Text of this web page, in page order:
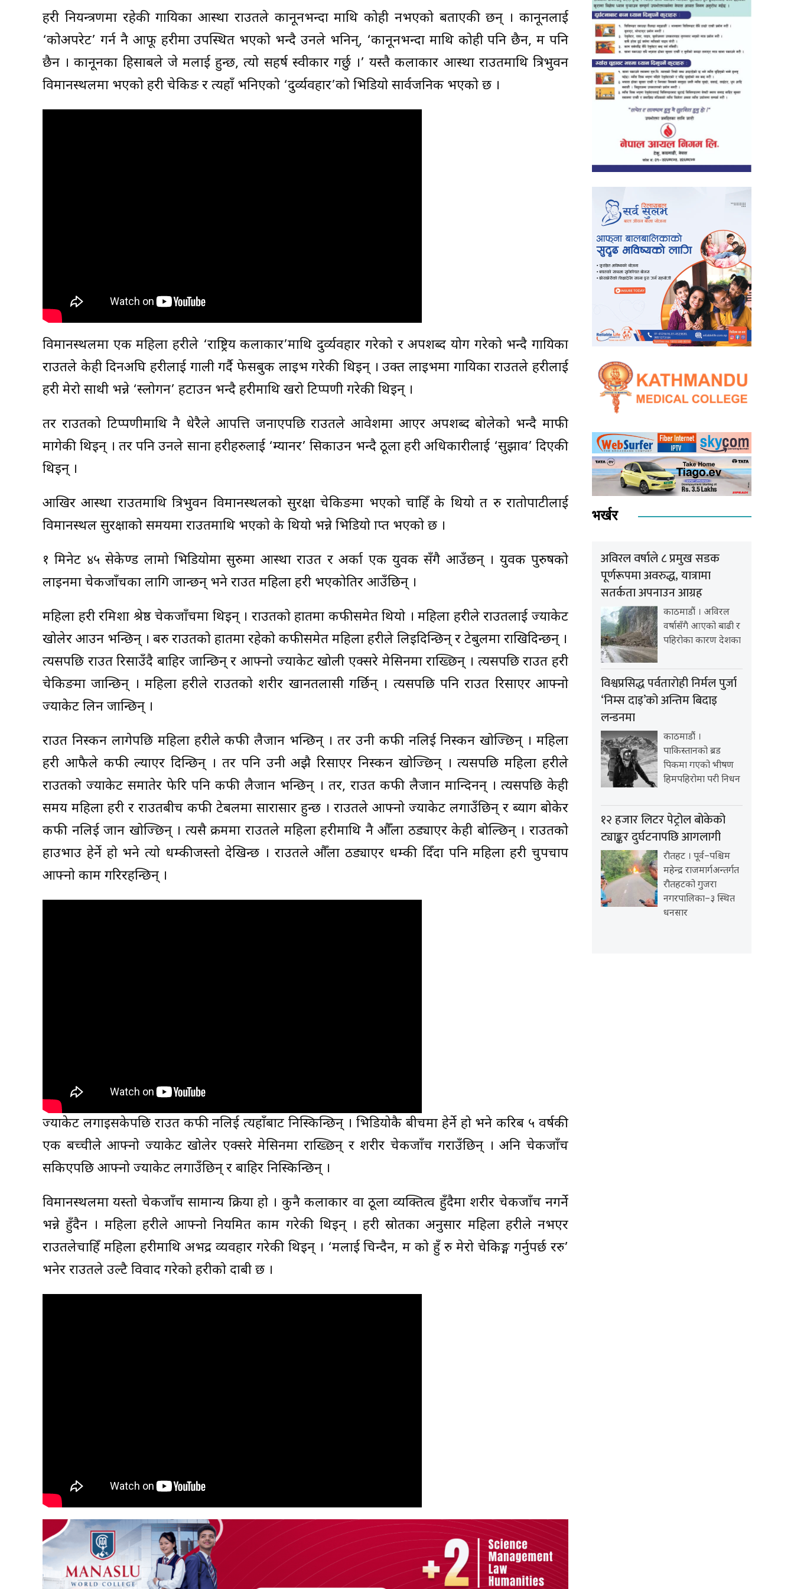
प्रहरी नियन्त्रणमा रहेकी गायिका आस्था राउतले कानूनभन्दा माथि कोही नभएको बताएकी छन् । कानूनलाई
‘कोअपरेट’ गर्न नै आफू प्रहरीमा उपस्थित भएको भन्दै उनले भनिन्, ‘कानूनभन्दा माथि कोही पनि छैन, म पनि
छैन । कानूनका हिसाबले जे मलाई हुन्छ, त्यो सहर्ष स्वीकार गर्छु ।’ यस्तै कलाकार आस्था राउतमाथि त्रिभुवन
विमानस्थलमा भएको प्रहरी चेकिङ र त्यहाँ भनिएको ‘दुर्व्यवहार’को भिडियो सार्वजनिक भएको छ ।
विमानस्थलमा एक महिला प्रहरीले ‘राष्ट्रिय कलाकार’माथि दुर्व्यवहार गरेको र अपशब्द प्रयोग गरेको भन्दै गायिका
राउतले केही दिनअघि प्रहरीलाई गाली गर्दै फेसबुक लाइभ गरेकी थिइन् । उक्त लाइभमा गायिका राउतले प्रहरीलाई
प्रहरी मेरो साथी भन्ने ‘स्लोगन’ हटाउन भन्दै प्रहरीमाथि खरो टिप्पणी गरेकी थिइन् ।
तर राउतको टिप्पणीमाथि नै धेरैले आपत्ति जनाएपछि राउतले आवेशमा आएर अपशब्द बोलेको भन्दै माफी
मागेकी थिइन् । तर पनि उनले साना प्रहरीहरुलाई ‘म्यानर’ सिकाउन भन्दै ठूला प्रहरी अधिकारीलाई ‘सुझाव’ दिएकी
थिइन् ।
आखिर आस्था राउतमाथि त्रिभुवन विमानस्थलको सुरक्षा चेकिङमा भएको चाहिँ के थियो त रु रातोपाटीलाई
विमानस्थल सुरक्षाको समयमा राउतमाथि भएको के थियो भन्ने भिडियो प्राप्त भएको छ ।
१ मिनेट ४५ सेकेण्ड लामो भिडियोमा सुरुमा आस्था राउत र अर्का एक युवक सँगै आउँछन् । युवक पुरुषको
लाइनमा चेकजाँचका लागि जान्छन् भने राउत महिला प्रहरी भएकोतिर आउँछिन् ।
महिला प्रहरी रमिशा श्रेष्ठ चेकजाँचमा थिइन् । राउतको हातमा कफीसमेत थियो । महिला प्रहरीले राउतलाई ज्याकेट
खोलेर आउन भन्छिन् । बरु राउतको हातमा रहेको कफीसमेत महिला प्रहरीले लिइदिन्छिन् र टेबुलमा राखिदिन्छन् ।
त्यसपछि राउत रिसाउँदै बाहिर जान्छिन् र आफ्नो ज्याकेट खोली एक्सरे मेसिनमा राख्छिन् । त्यसपछि राउत प्रहरी
चेकिङमा जान्छिन् । महिला प्रहरीले राउतको शरीर खानतलासी गर्छिन् । त्यसपछि पनि राउत रिसाएर आफ्नो
ज्याकेट लिन जान्छिन् ।
राउत निस्कन लागेपछि महिला प्रहरीले कफी लैजान भन्छिन् । तर उनी कफी नलिई निस्कन खोज्छिन् । महिला
प्रहरी आफैले कफी ल्याएर दिन्छिन् । तर पनि उनी अझै रिसाएर निस्कन खोज्छिन् । त्यसपछि महिला प्रहरीले
राउतको ज्याकेट समातेर फेरि पनि कफी लैजान भन्छिन् । तर, राउत कफी लैजान मान्दिनन् । त्यसपछि केही
समय महिला प्रहरी र राउतबीच कफी टेबलमा सारासार हुन्छ । राउतले आफ्नो ज्याकेट लगाउँछिन् र ब्याग बोकेर
कफी नलिई जान खोज्छिन् । त्यसै क्रममा राउतले महिला प्रहरीमाथि नै औँला ठड्याएर केही बोल्छिन् । राउतको
हाउभाउ हेर्ने हो भने त्यो धम्कीजस्तो देखिन्छ । राउतले औँला ठड्याएर धम्की दिँदा पनि महिला प्रहरी चुपचाप
आफ्नो काम गरिरहन्छिन् ।
ज्याकेट लगाइसकेपछि राउत कफी नलिई त्यहाँबाट निस्किन्छिन् । भिडियोकै बीचमा हेर्ने हो भने करिब ५ वर्षकी
एक बच्चीले आफ्नो ज्याकेट खोलेर एक्सरे मेसिनमा राख्छिन् र शरीर चेकजाँच गराउँछिन् । अनि चेकजाँच
सकिएपछि आफ्नो ज्याकेट लगाउँछिन् र बाहिर निस्किन्छिन् ।
विमानस्थलमा यस्तो चेकजाँच सामान्य प्रक्रिया हो । कुनै कलाकार वा ठूला व्यक्तित्व हुँदैमा शरीर चेकजाँच नगर्ने
भन्ने हुँदैन । महिला प्रहरीले आफ्नो नियमित काम गरेकी थिइन् । प्रहरी स्रोतका अनुसार महिला प्रहरीले नभएर
राउतलेचाहिँ महिला प्रहरीमाथि अभद्र व्यवहार गरेकी थिइन् । ‘मलाई चिन्दैन, म को हुँ रु मेरो चेकिङ्ग गर्नुपर्छ ररु’
भनेर राउतले उल्टै विवाद गरेको प्रहरीको दाबी छ ।
भर्खर
अविरल वर्षाले ८ प्रमुख सडक
पूर्णरूपमा अवरुद्ध, यात्रामा
सतर्कता अपनाउन आग्रह
काठमाडौं । अविरल
वर्षासँगै आएको बाढी र
पहिरोका कारण देशका
विश्वप्रसिद्ध पर्वतारोही निर्मल पुर्जा
‘निम्स दाइ’को अन्तिम बिदाइ
लन्डनमा
काठमाडौं ।
पाकिस्तानको ब्रड
पिकमा गएको भीषण
हिमपहिरोमा परी निधन
१२ हजार लिटर पेट्रोल बोकेको
ट्याङ्कर दुर्घटनापछि आगलागी
रौतहट । पूर्व–पश्चिम
महेन्द्र राजमार्गअन्तर्गत
रौतहटको गुजरा
नगरपालिका–३ स्थित
धनसार